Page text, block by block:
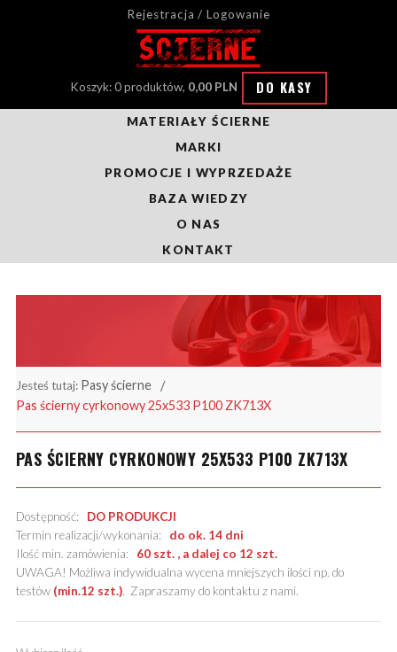
Rejestracja / Logowanie
Koszyk: 0 produktów, 0,00 PLN DO KASY
MATERIAŁY ŚCIERNE
MARKI
PROMOCJE I WYPRZEDAŻE
BAZA WIEDZY
O NAS
KONTAKT
Jesteś tutaj: Pasy ścierne
Pas ścierny cyrkonowy 25x533 P100 ZK713X
PAS ŚCIERNY CYRKONOWY 25X533 P100 ZK713X
Dostępność: DO PRODUKCJI
Termin realizacji/wykonania: do ok. 14 dni
Ilość min. zamówienia: 60 szt. , a dalej co 12 szt.
UWAGA! Możliwa indywidualna wycena mniejszych ilości np. do
testów (min.12 szt.). Zapraszamy do kontaktu z nami.